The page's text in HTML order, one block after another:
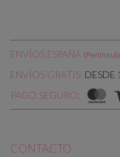
ENVÍOS ESPAÑA
ENVÍOS GRATIS: DESDE
PAGO SEGURO:
CONTACTO